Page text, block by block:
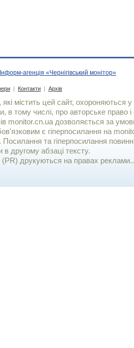
Інформ-агенція «Чернігівський монітор»
| Контакти | Архів
містить цей сайт, охороняються у
в тому числі, про авторське право і
monitor.cn.ua дозволяється за
є гiперпосилання на
та гіперпосилання
другому абзаці тексту.
(PR) друкуються на правах реклами..